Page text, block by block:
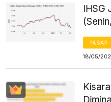
IHSG
PASAR
18/05/